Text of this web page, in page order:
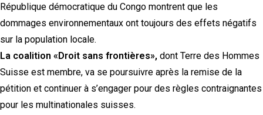
République démocratique du Congo montrent que les
dommages environnementaux ont toujours des effets négatifs
sur la population locale.
La coalition «Droit sans frontières», dont Terre des Hommes
Suisse est membre, va se poursuivre après la remise de la
pétition et continuer à s’engager pour des règles contraignantes
pour les multinationales suisses.